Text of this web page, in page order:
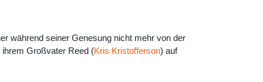
während seiner Genesung nicht mehr von der
ihrem Großvater Reed (Kris Kristofferson) auf